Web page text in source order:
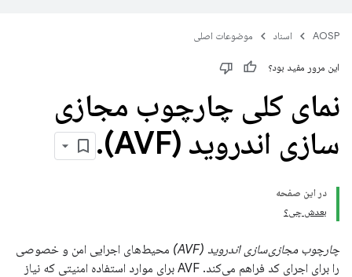
AOSP اسناد موضوعات اصلی
این مرور مفید بود؟
نمای کلی چارچوب مجازی
سازی اندروید (AVF)
.
در این صفحه
بعدش چی؟
چارچوب مجازی‌سازی اندروید (AVF)
محیط‌های اجرایی امن و خصوصی
را برای اجرای کد فراهم می‌کند. AVF برای موارد استفاده امنیتی که نیاز